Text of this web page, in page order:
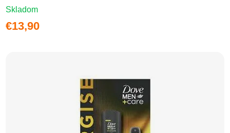
Skladom
€13,90